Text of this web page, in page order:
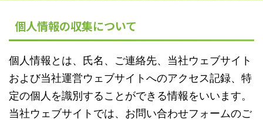
個人情報の収集について
個人情報とは、氏名、ご連絡先、当社ウェブサイト
および当社運営ウェブサイトへのアクセス記録、特
定の個人を識別することができる情報をいいます。
当社ウェブサイトでは、お問い合わせフォームのご